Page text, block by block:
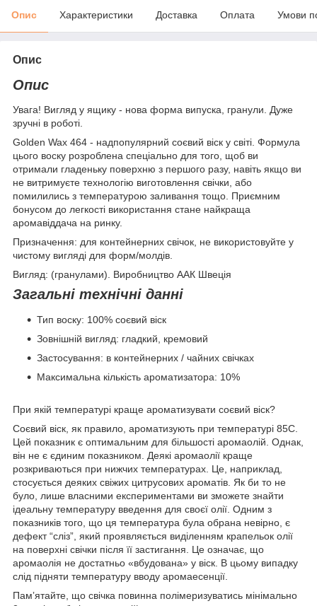
Опис Характеристики Доставка Оплата Умови
Опис
Опис
Увага! Вигляд у ящику - нова форма випуска, гранули. Дуже
зручні в роботі.
Golden Wax 464 - надпопулярний соєвий віск у світі. Формула
цього воску розроблена спеціально для того, щоб ви
отримали гладеньку поверхню з першого разу, навіть якщо ви
не витримуєте технологію виготовлення свічки, або
помилились з температурою заливання тощо. Приємним
бонусом до легкості використання стане найкраща
аромавіддача на ринку.
Призначення: для контейнерних свічок, не використовуйте у
чистому вигляді для форм/молдів.
Вигляд: (гранулами). Виробництво ААК Швеція
Загальні технічні данні
Тип воску: 100% соєвий віск
Зовнішній вигляд: гладкий, кремовий
Застосування: в контейнерних / чайних свічках
Максимальна кількість ароматизатора: 10%
При якій температурі краще ароматизувати соєвий віск?
Соєвий віск, як правило, ароматизують при температурі 85С.
Цей показник є оптимальним для більшості аромаолій. Однак,
він не є єдиним показником. Деякі аромаолії краще
розкриваються при нижчих температурах. Це, наприклад,
стосується деяких свіжих цитрусових ароматів. Як би то не
було, лише власними експериментами ви зможете знайти
ідеальну температуру введення для своєї олії. Одним з
показників того, що ця температура була обрана невірно, є
дефект “сліз”, який проявляється виділенням крапельок олії
на поверхні свічки після її застигання. Це означає, що
аромаолія не достатньо «вбудована» у віск. В цьому випадку
слід підняти температуру вводу аромаесенції.
Памʼятайте, що свічка повинна полімеризуватись мінімально